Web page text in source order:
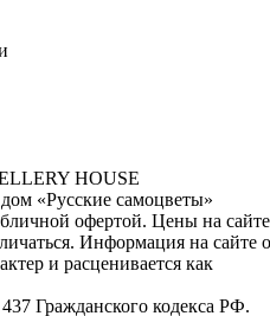
HOUSE
«Русские самоцветы»
офертой. Цены на сайте
Информация на сайте о
и расценивается как
Гражданского кодекса РФ.